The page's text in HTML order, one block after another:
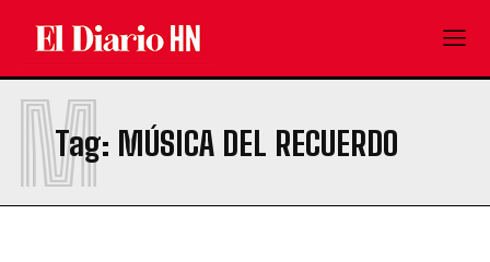
Tag: MÚSICA DEL RECUERDO
M